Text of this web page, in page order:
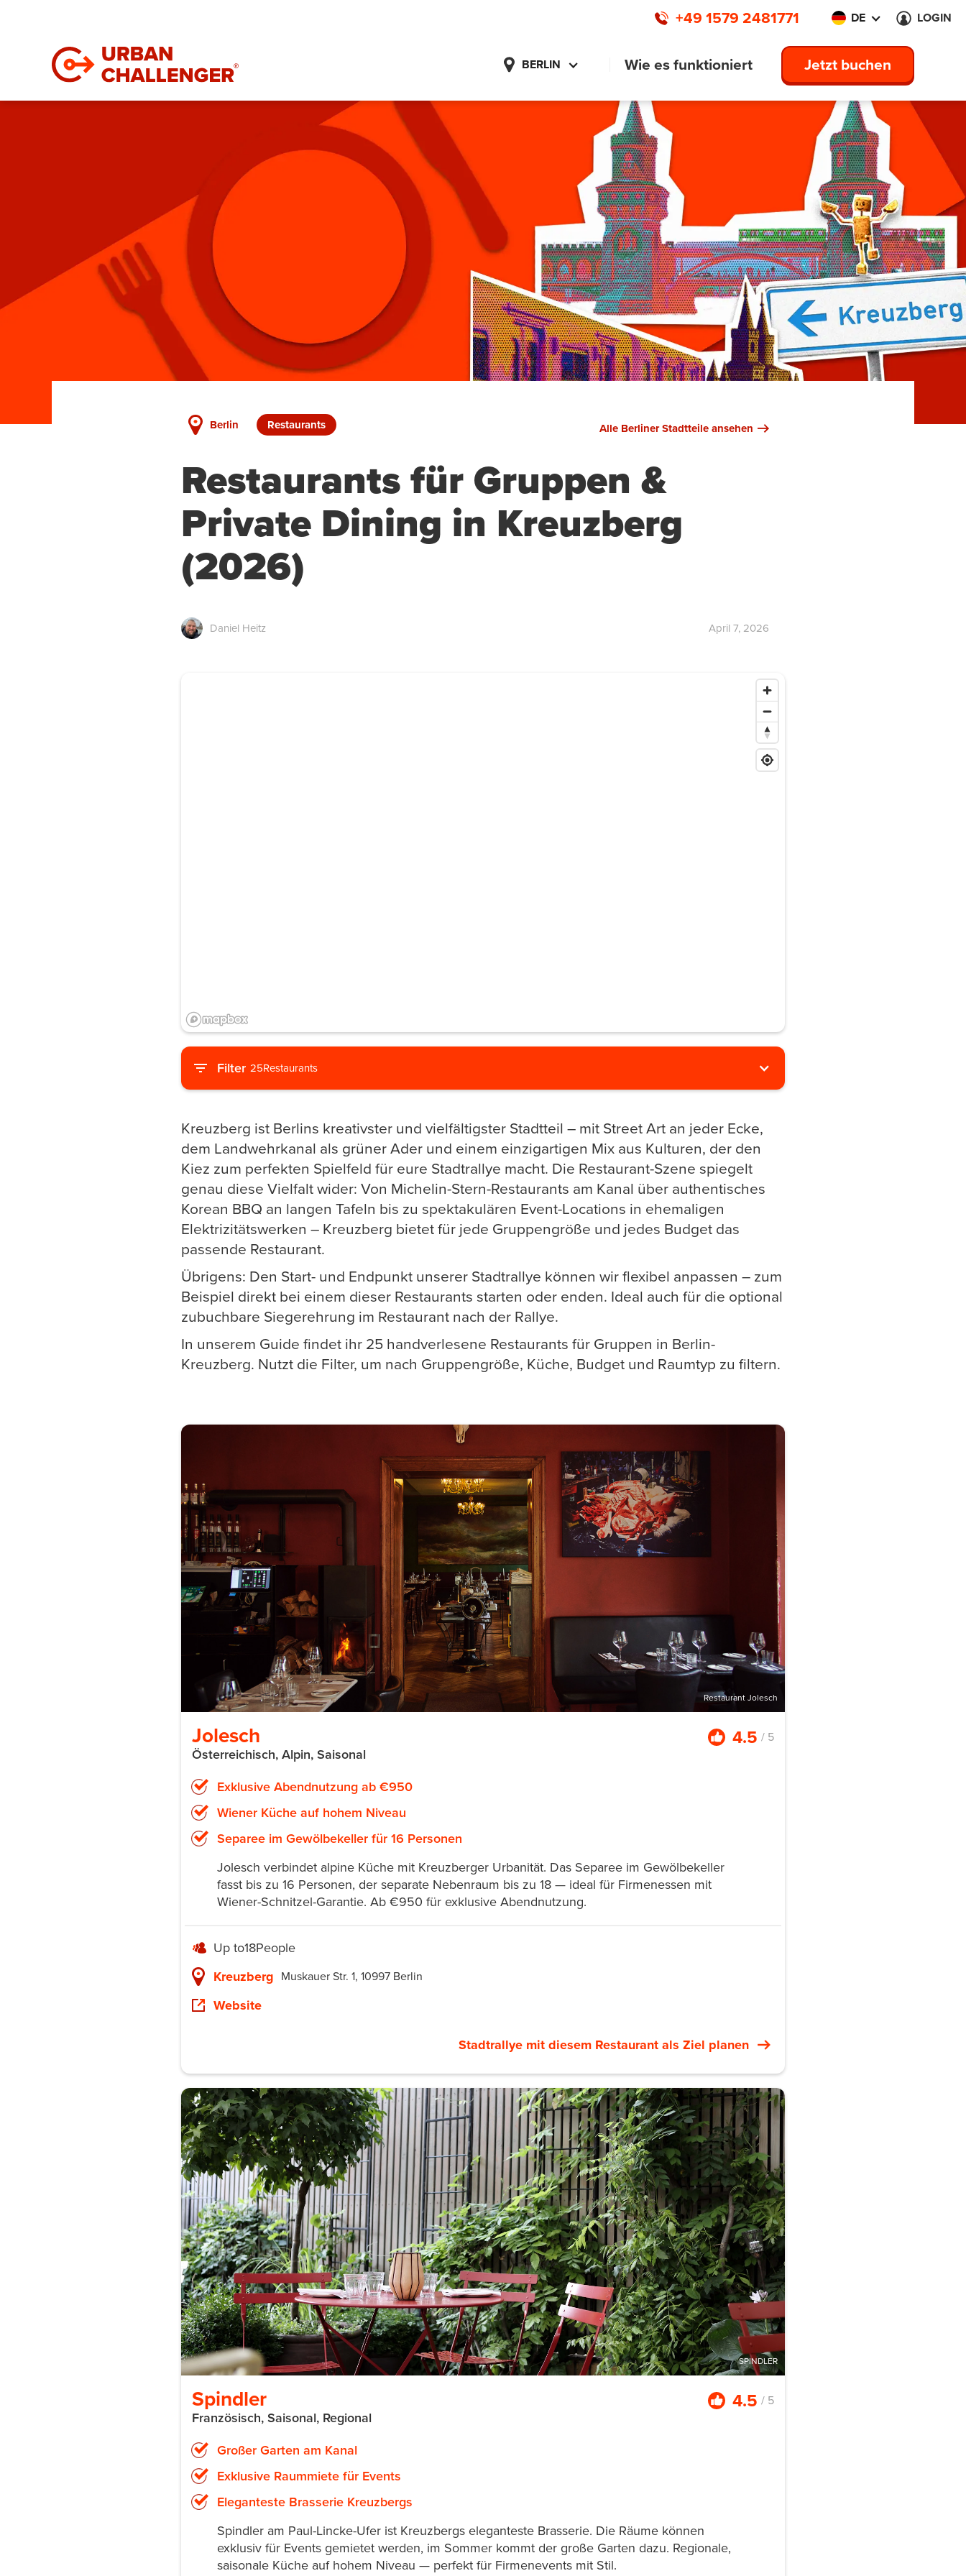
+49 1579 2481771 DE LOGIN
BERLIN Wie es funktioniert Jetzt buchen
Berlin Restaurants Alle Berliner Stadtteile ansehen
Restaurants für Gruppen &
Private Dining in Kreuzberg
(2026)
Daniel Heitz April 7, 2026
Filter 25Restaurants
Kreuzberg ist Berlins kreativster und vielfältigster Stadtteil – mit Street Art an jeder Ecke,
dem Landwehrkanal als grüner Ader und einem einzigartigen Mix aus Kulturen, der den
Kiez zum perfekten Spielfeld für eure Stadtrallye macht. Die Restaurant-Szene spiegelt
genau diese Vielfalt wider: Von Michelin-Stern-Restaurants am Kanal über authentisches
Korean BBQ an langen Tafeln bis zu spektakulären Event-Locations in ehemaligen
Elektrizitätswerken – Kreuzberg bietet für jede Gruppengröße und jedes Budget das
passende Restaurant.
Übrigens: Den Start- und Endpunkt unserer Stadtrallye können wir flexibel anpassen – zum
Beispiel direkt bei einem dieser Restaurants starten oder enden. Ideal auch für die optional
zubuchbare Siegerehrung im Restaurant nach der Rallye.
In unserem Guide findet ihr 25 handverlesene Restaurants für Gruppen in Berlin-
Kreuzberg. Nutzt die Filter, um nach Gruppengröße, Küche, Budget und Raumtyp zu filtern.
Restaurant Jolesch
Jolesch
Österreichisch, Alpin, Saisonal
4.5 / 5
Exklusive Abendnutzung ab €950
Wiener Küche auf hohem Niveau
Separee im Gewölbekeller für 16 Personen
Jolesch verbindet alpine Küche mit Kreuzberger Urbanität. Das Separee im Gewölbekeller
fasst bis zu 16 Personen, der separate Nebenraum bis zu 18 — ideal für Firmenessen mit
Wiener-Schnitzel-Garantie. Ab €950 für exklusive Abendnutzung.
Up to18People
Kreuzberg Muskauer Str. 1, 10997 Berlin
Website
Stadtrallye mit diesem Restaurant als Ziel planen
SPINDLER
Spindler
Französisch, Saisonal, Regional
4.5 / 5
Großer Garten am Kanal
Exklusive Raummiete für Events
Eleganteste Brasserie Kreuzbergs
Spindler am Paul-Lincke-Ufer ist Kreuzbergs eleganteste Brasserie. Die Räume können
exklusiv für Events gemietet werden, im Sommer kommt der große Garten dazu. Regionale,
saisonale Küche auf hohem Niveau — perfekt für Firmenevents mit Stil.